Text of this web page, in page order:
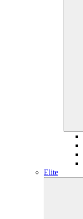
Elite